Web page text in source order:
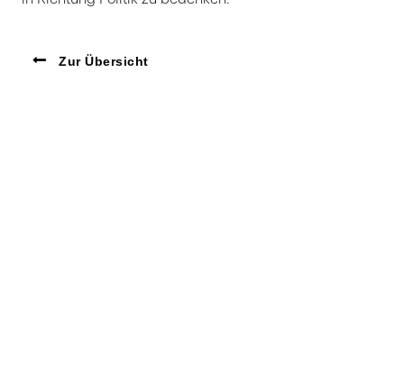
Zur Übersicht